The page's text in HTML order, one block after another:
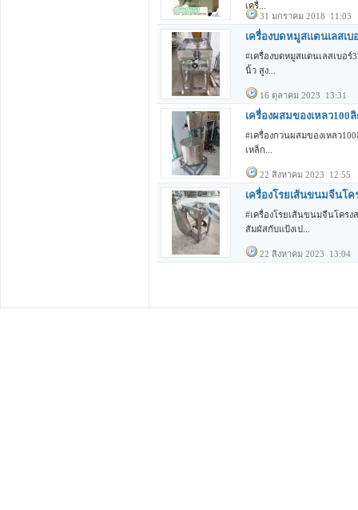
เครื่...
31 มกราคม 2018 11:03
เครื่องบดหมูสแตนเลสเบ
#เครื่องบดหมูสแตนเลสเบอร์
นิ้ว สูง...
16 ตุลาคม 2023 13:31
เครื่องผสมของเหลว100
#เครื่องกวนผสมของเหลว
เหล็ก...
22 สิงหาคม 2023 12:55
เครื่องโรยเส้นขนมจีนโค
#เครื่องโรยเส้นขนมจีนโคร
สัมผัสกับแป้งเป...
22 สิงหาคม 2023 13:04